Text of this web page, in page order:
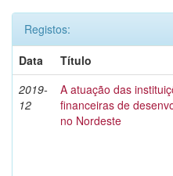
Registos:
Data
Título
2019-
12
A atuação das
financeiras de
no Nordeste